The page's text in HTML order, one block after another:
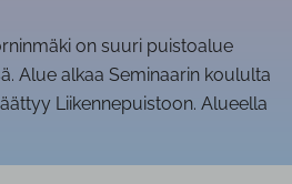
on suuri puistoalue
Alue alkaa Seminaarin koululta
Liikennepuistoon. Alueella